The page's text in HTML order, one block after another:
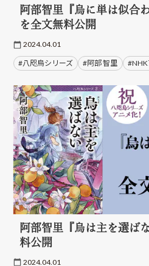
阿部智里『烏に単は似合
を全文無料公開
2024.04.01
#八咫烏シリーズ #阿部 智里 #NHK
阿部智里『烏は主を選ば
料公開
2024.04.01